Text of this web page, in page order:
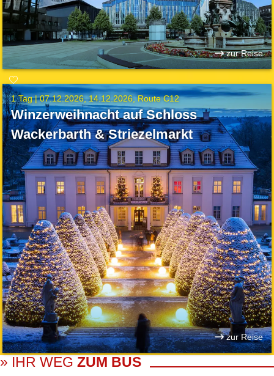
zur Reise
1 Tag |07.12.2026 14.12.2026 Route C12
Winzerweihnacht auf Schloss
Wackerbarth & Striezelmarkt
zur Reise
» IHR WEG ZUM BUS